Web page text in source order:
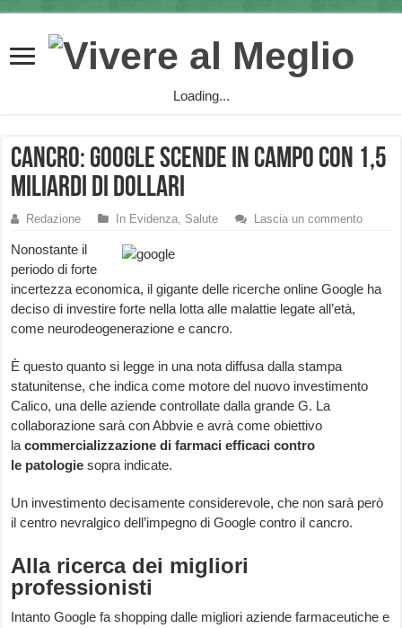
Loading...
Cancro: Google scende in campo con 1,5
miliardi di dollari
Redazione In Evidenza, Salute Lascia un commento
Nonostante il
periodo di forte
incertezza economica, il gigante delle ricerche online Google ha
deciso di investire forte nella lotta alle malattie legate all’età,
come neurodeogenerazione e cancro.
È questo quanto si legge in una nota diffusa dalla stampa
statunitense, che indica come motore del nuovo investimento
Calico, una delle aziende controllate dalla grande G. La
collaborazione sarà con Abbvie e avrà come obiettivo
lacommercializzazione di farmaci efficaci contro
le patologiesopra indicate.
Un investimento decisamente considerevole, che non sarà però
il centro nevralgico dell’impegno di Google contro il cancro.
Alla ricerca dei migliori
professionisti
Intanto Google fa shopping dalle migliori aziende farmaceutiche e